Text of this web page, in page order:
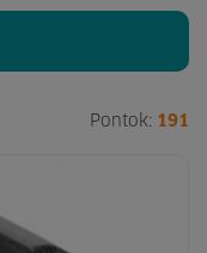
Pontok: 191